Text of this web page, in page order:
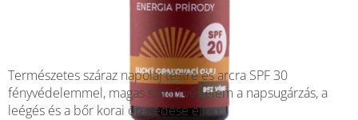
Természetes száraz napolaj testre és arcra SPF 30
fényvédelemmel, magas szintű védelem a napsugárzás, a
leégés és a bőr korai öregedése ellen.